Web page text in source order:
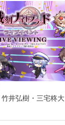
井弘樹・三宅柊大